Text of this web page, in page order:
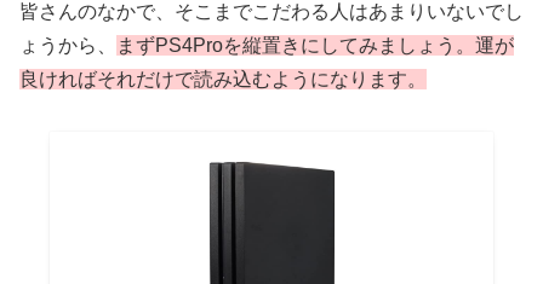
皆さんのなかで、そこまでこだわる人はあまりいないでし
ょうから、
まずPS4Proを縦置きにしてみましょう。運が
良ければそれだけで読み込むようになります。